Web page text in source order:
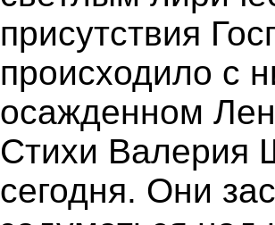
присутствия
происходило с
осажденном
Стихи Валерия
сегодня. Они